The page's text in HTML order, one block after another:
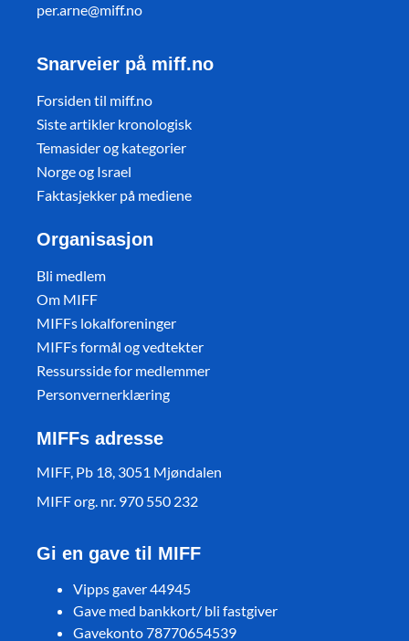
per.arne@miff.no
Snarveier på miff.no
Forsiden til miff.no
Siste artikler kronologisk
Temasider og kategorier
Norge og Israel
Faktasjekker på mediene
Organisasjon
Bli medlem
Om MIFF
MIFFs lokalforeninger
MIFFs formål og vedtekter
Ressursside for medlemmer
Personvernerklæring
MIFFs adresse
MIFF, Pb 18, 3051 Mjøndalen
MIFF org. nr. 970 550 232
Gi en gave til MIFF
Vipps gaver 44945
Gave med bankkort/ bli fastgiver
Gavekonto 78770654539